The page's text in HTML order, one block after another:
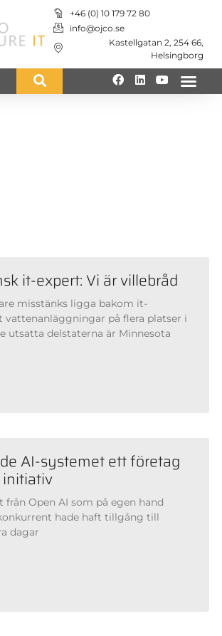
+46 (0) 10 179 72 80
info@ojco.se
Kastellgatan 2, 254 66,
Helsingborg
it-expert: Vi är villebråd
misstänks ligga bakom it-
vattenanläggningar på flera platser i
utsatta delstaterna är Minnesota
AI-systemet ett företag
initiativ
från Open AI som på egen hand
hade haft tillgång till
dagar